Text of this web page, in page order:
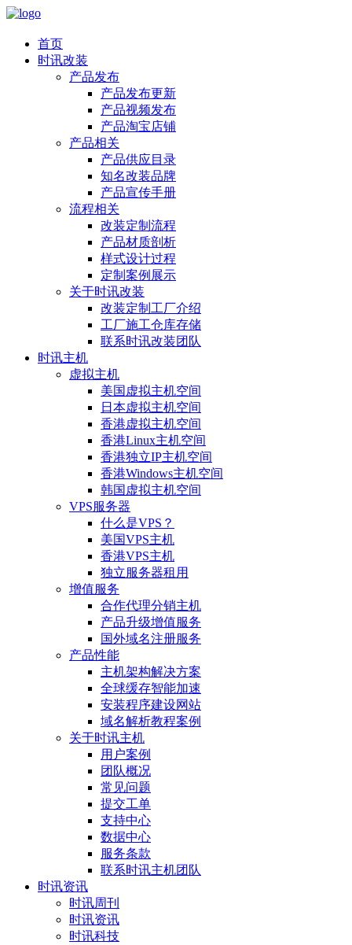
首页
时讯改装
产品发布
产品发布更新
产品视频发布
产品淘宝店铺
产品相关
产品供应目录
知名改装品牌
产品宣传手册
流程相关
改装定制流程
产品材质剖析
样式设计过程
定制案例展示
关于时讯改装
改装定制工厂介绍
工厂施工仓库存储
联系时讯改装团队
时讯主机
虚拟主机
美国虚拟主机空间
日本虚拟主机空间
香港虚拟主机空间
香港Linux主机空间
香港独立IP主机空间
香港Windows主机空间
韩国虚拟主机空间
VPS服务器
什么是VPS？
美国VPS主机
香港VPS主机
独立服务器租用
增值服务
合作代理分销主机
产品升级增值服务
国外域名注册服务
产品性能
主机架构解决方案
全球缓存智能加速
安装程序建设网站
域名解析教程案例
关于时讯主机
用户案例
团队概况
常见问题
提交工单
支持中心
数据中心
服务条款
联系时讯主机团队
时讯资讯
时讯周刊
时讯资讯
时讯科技